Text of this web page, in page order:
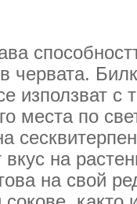
червата.
използват с
места по
на
на свой